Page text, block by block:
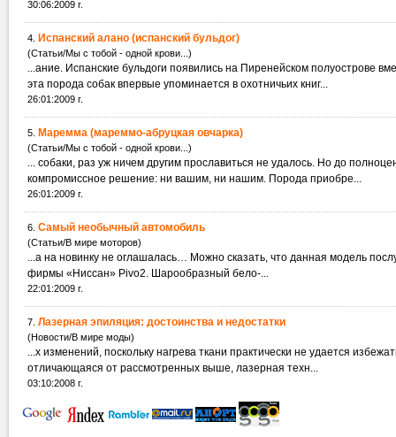
30:06:2009 г.
4. Испанский алано (испанский бульдог)
(Статьи/Мы с тобой - одной крови...)
...ание. Испанские бульдоги появились на Пиренейском полуострове
эта порода собак впервые упоминается в охотничьих книг...
26:01:2009 г.
5. Маремма (мареммо-абруцкая овчарка)
(Статьи/Мы с тобой - одной крови...)
... собаки, раз уж ничем другим прославиться не удалось. Но до
компромиссное решение: ни вашим, ни нашим. Порода приобре...
26:01:2009 г.
6. Самый необычный автомобиль
(Статьи/В мире моторов)
...а на новинку не оглашалась… Можно сказать, что данная модель
фирмы «Ниссан» Pivo2. Шарообразный бело-...
22:01:2009 г.
7. Лазерная эпиляция: достоинства и недостатки
(Новости/В мире моды)
отличающаяся от рассмотренных выше, лазерная техн...
03:10:2008 г.